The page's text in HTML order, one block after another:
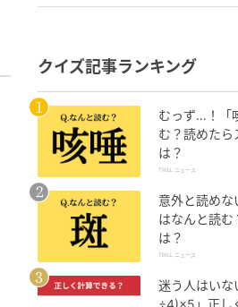
クイズ記事ランキング
むっず…！「
む？読めた
は？
TRILL ニュース
意外と読めな
はなんと読
は？
TRILL ニュース
迷う人はい
÷4)×5」正し